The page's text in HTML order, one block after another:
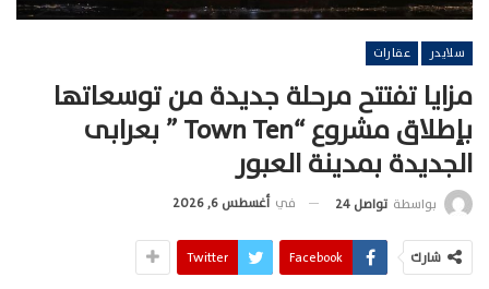
سلايدر عقارات
مزايا تفتتح مرحلة جديدة من توسعاتها
بإطلاق مشروع “Town Ten ” بعرابى
الجديدة بمدينة العبور
بواسطة تواصل 24 في أغسطس 6, 2026
شارك Facebook
Twitter